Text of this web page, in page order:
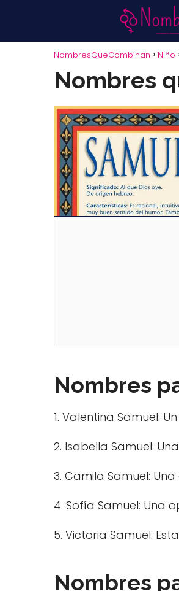
NombresQueCombinan Niño
Nombres
Nombres
1. Valentina Samuel:
2. Isabella Samuel:
3. Camila Samuel:
4. Sofía Samuel: Una
5. Victoria Samuel:
Nombres